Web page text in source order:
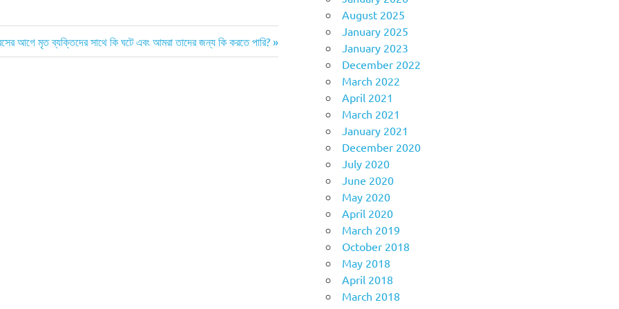
আগে মৃত ব্যক্তিদের সাথে কি ঘটে এবং আমরা তাদের জন্য কি করতে পারি?
August 2025
January 2025
January 2023
December 2022
March 2022
April 2021
March 2021
January 2021
December 2020
July 2020
June 2020
May 2020
April 2020
March 2019
October 2018
May 2018
April 2018
March 2018